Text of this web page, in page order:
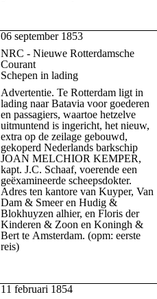
06 september 1853
NRC - Nieuwe Rotterdamsche
Courant
Schepen in lading
Advertentie. Te Rotterdam ligt in
lading naar Batavia voor goederen
en passagiers, waartoe hetzelve
uitmuntend is ingericht, het nieuw,
extra op de zeilage gebouwd,
gekoperd Nederlands barkschip
JOAN MELCHIOR KEMPER,
kapt. J.C. Schaaf, voerende een
geëxamineerde scheepsdokter.
Adres ten kantore van Kuyper, Van
Dam & Smeer en Hudig &
Blokhuyzen alhier, en Floris der
Kinderen & Zoon en Koningh &
Bert te Amsterdam. (opm: eerste
reis)
11 februari 1854